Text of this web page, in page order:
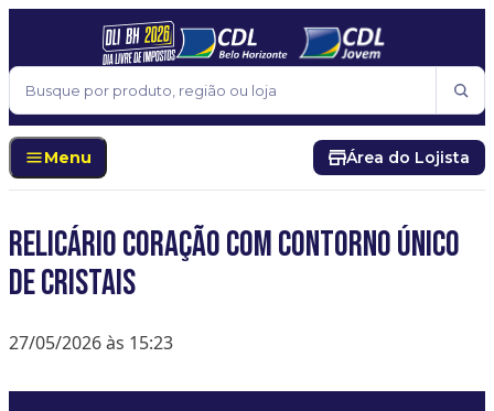
Pular para o conteúdo
Buscar
Menu Área do Lojista
Relicário Coração com Contorno Único
de Cristais
27/05/2026 às 15:23